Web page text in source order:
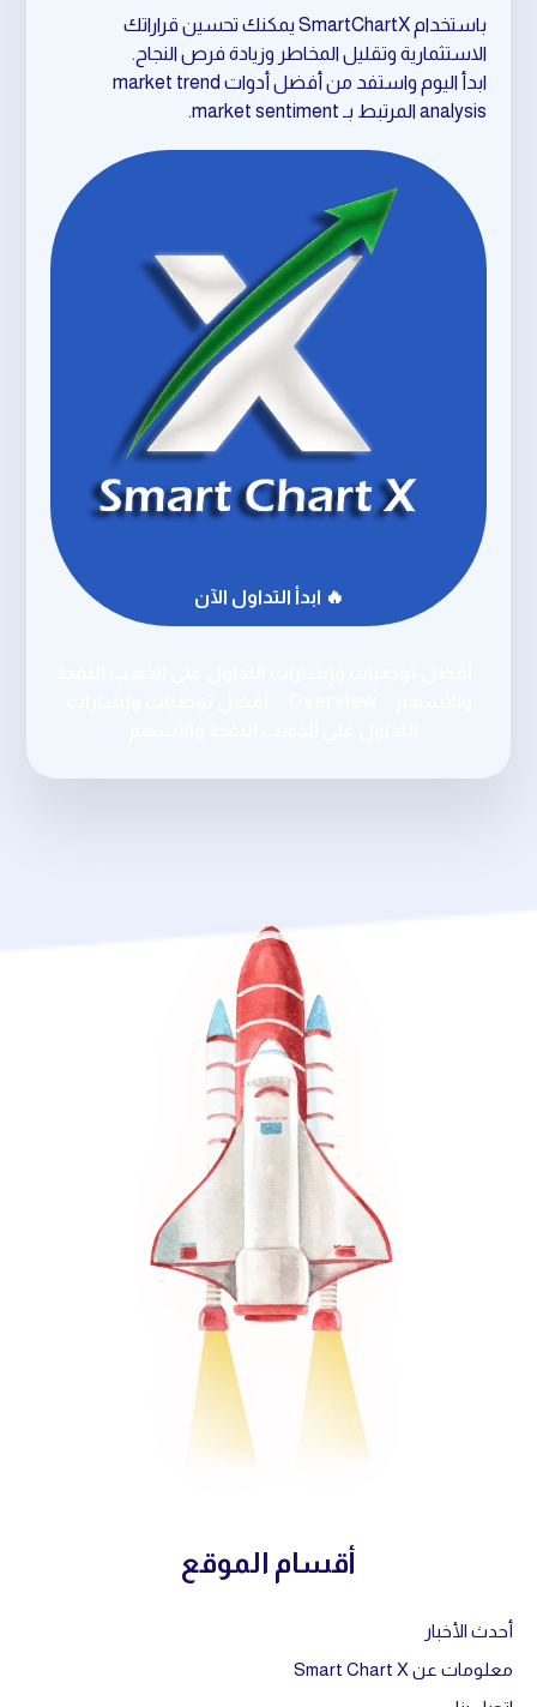
باستخدام SmartChartX يمكنك تحسين قراراتك
الاستثمارية وتقليل المخاطر وزيادة فرص النجاح.
ابدأ اليوم واستفد من أفضل أدوات market trend
analysis المرتبط بـ market sentiment.
🔥 ابدأ التداول الآن
أقسام الموقع
أحدث الأخبار
معلومات عن Smart Chart X